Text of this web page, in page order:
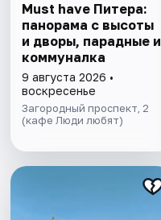
Must have Питера:
панорама с высоты
и дворы, парадные и
коммуналка
9 августа 2026 •
воскресенье
Загородный проспект, 2
(кафе Люди любят)